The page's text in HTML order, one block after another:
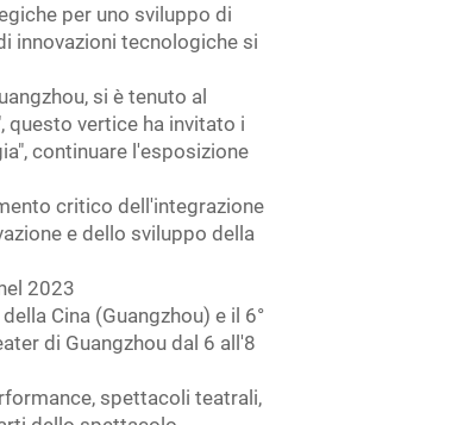
per uno sviluppo di
innovazioni tecnologiche si
si è tenuto al
questo vertice ha invitato i
continuare l'esposizione
critico dell'integrazione
e dello sviluppo della
2023
Cina (Guangzhou) e il 6°
di Guangzhou dal 6 all'8
spettacoli teatrali,